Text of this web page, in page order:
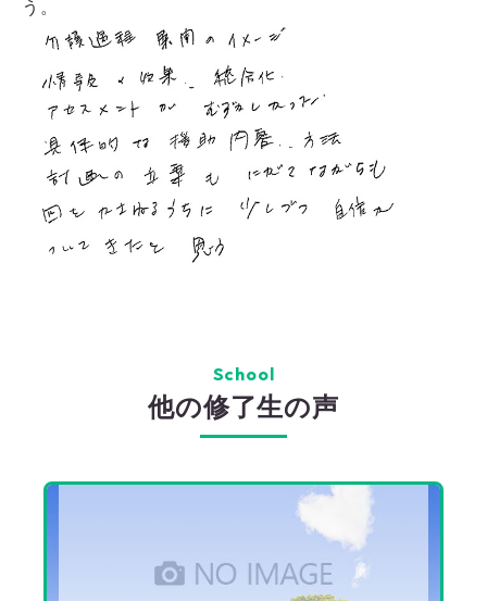
う。
School
他の修了生の声